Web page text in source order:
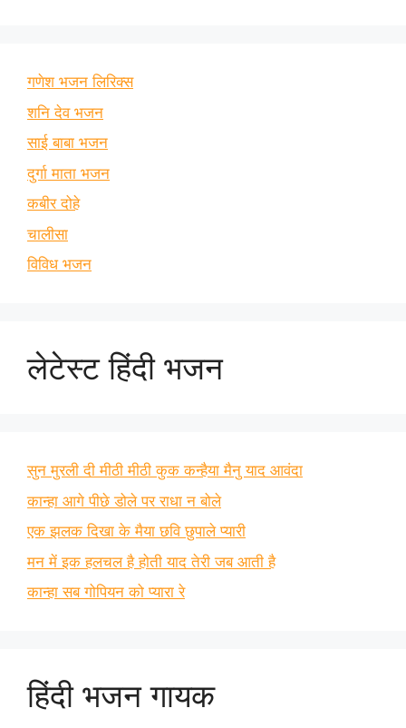
गणेश भजन लिरिक्स
शनि देव भजन
साई बाबा भजन
दुर्गा माता भजन
कबीर दोहे
चालीसा
विविध भजन
लेटेस्ट हिंदी भजन
सुन मुरली दी मीठी मीठी कुक कन्हैया मैनु याद आवंदा
कान्हा आगे पीछे डोले पर राधा न बोले
एक झलक दिखा के मैया छवि छुपाले प्यारी
मन में इक हलचल है होती याद तेरी जब आती है
कान्हा सब गोपियन को प्यारा रे
हिंदी भजन गायक